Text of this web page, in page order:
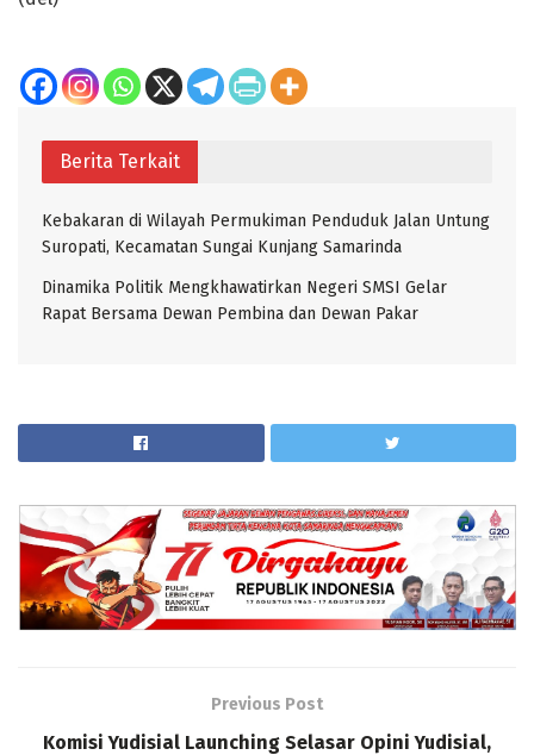
Berita Terkait
Kebakaran di Wilayah Permukiman Penduduk Jalan Untung
Suropati, Kecamatan Sungai Kunjang Samarinda
Dinamika Politik Mengkhawatirkan Negeri SMSI Gelar
Rapat Bersama Dewan Pembina dan Dewan Pakar
Previous Post
Komisi Yudisial Launching Selasar Opini Yudisial,